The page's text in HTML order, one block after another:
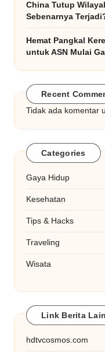
China Tutup
Sebenarnya
Hemat Pangkal
untuk ASN Mulai
Recent
Tidak ada komentar
Categories
Gaya Hidup
Kesehatan
Tips & Hacks
Traveling
Wisata
Link Berita
hdtvcosmos.com